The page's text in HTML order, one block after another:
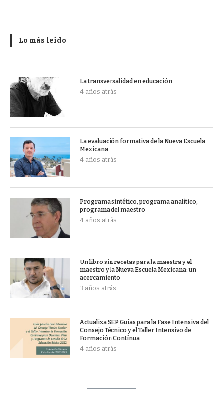
Lo más leído
La transversalidad en educación
4 años atrás
La evaluación formativa de la Nueva Escuela
Mexicana
4 años atrás
Programa sintético, programa analítico,
programa del maestro
4 años atrás
Un libro sin recetas para la maestra y el
maestro y la Nueva Escuela Mexicana: un
acercamiento
3 años atrás
Actualiza SEP Guías para la Fase Intensiva del
Consejo Técnico y el Taller Intensivo de
Formación Contínua
4 años atrás